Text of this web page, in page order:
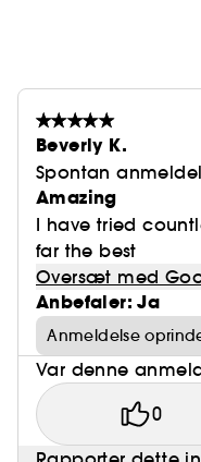
Beverly K.
Spontan
Amazing
I have tried
far the best
Oversæt med
Anbefaler: Ja
Anmeldelse
Var denne
0